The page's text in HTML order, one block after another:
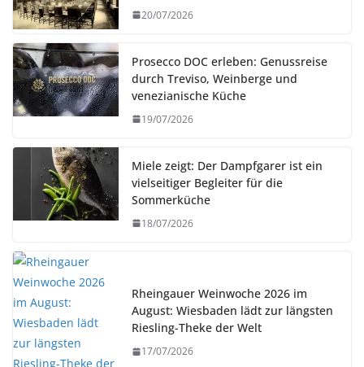
20/07/2026
Prosecco DOC erleben: Genussreise
durch Treviso, Weinberge und
venezianische Küche
19/07/2026
Miele zeigt: Der Dampfgarer ist ein
vielseitiger Begleiter für die
Sommerküche
18/07/2026
Rheingauer Weinwoche 2026 im
August: Wiesbaden lädt zur längsten
Riesling-Theke der Welt
17/07/2026